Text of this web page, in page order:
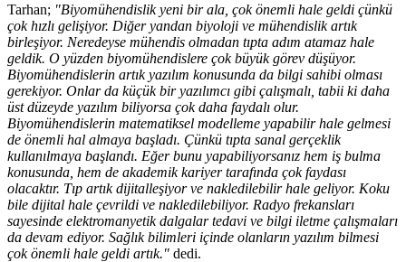
Tarhan; "Biyomühendislik yeni bir ala, çok önemli hale geldi çünkü
çok hızlı gelişiyor. Diğer yandan biyoloji ve mühendislik artık
birleşiyor. Neredeyse mühendis olmadan tıpta adım atamaz hale
geldik. O yüzden biyomühendislere çok büyük görev düşüyor.
Biyomühendislerin artık yazılım konusunda da bilgi sahibi olması
gerekiyor. Onlar da küçük bir yazılımcı gibi çalışmalı, tabii ki daha
üst düzeyde yazılım biliyorsa çok daha faydalı olur.
Biyomühendislerin matematiksel modelleme yapabilir hale gelmesi
de önemli hal almaya başladı. Çünkü tıpta sanal gerçeklik
kullanılmaya başlandı. Eğer bunu yapabiliyorsanız hem iş bulma
konusunda, hem de akademik kariyer tarafında çok faydası
olacaktır. Tıp artık dijitalleşiyor ve nakledilebilir hale geliyor. Koku
bile dijital hale çevrildi ve nakledilebiliyor. Radyo frekansları
sayesinde elektromanyetik dalgalar tedavi ve bilgi iletme çalışmaları
da devam ediyor. Sağlık bilimleri içinde olanların yazılım bilmesi
çok önemli hale geldi artık." dedi.